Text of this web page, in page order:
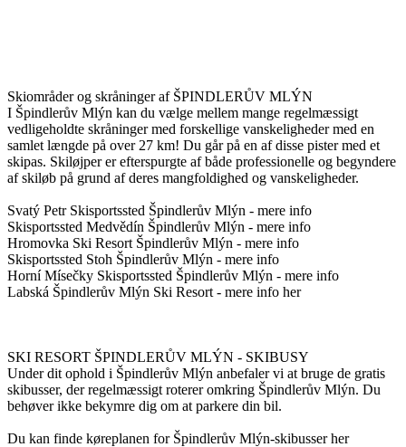
Skiområder og skråninger af ŠPINDLERŮV MLÝN
I Špindlerův Mlýn kan du vælge mellem mange regelmæssigt
vedligeholdte skråninger med forskellige vanskeligheder med en
samlet længde på over 27 km! Du går på en af ​​disse pister med et
skipas. Skiløjper er efterspurgte af både professionelle og begyndere
af skiløb på grund af deres mangfoldighed og vanskeligheder.
Svatý Petr Skisportssted Špindlerův Mlýn - mere info
Skisportssted Medvědín Špindlerův Mlýn - mere info
Hromovka Ski Resort Špindlerův Mlýn - mere info
Skisportssted Stoh Špindlerův Mlýn - mere info
Horní Mísečky Skisportssted Špindlerův Mlýn - mere info
Labská Špindlerův Mlýn Ski Resort - mere info her
SKI RESORT ŠPINDLERŮV MLÝN - SKIBUSY
Under dit ophold i Špindlerův Mlýn anbefaler vi at bruge de gratis
skibusser, der regelmæssigt roterer omkring Špindlerův Mlýn. Du
behøver ikke bekymre dig om at parkere din bil.
Du kan finde køreplanen for Špindlerův Mlýn-skibusser her